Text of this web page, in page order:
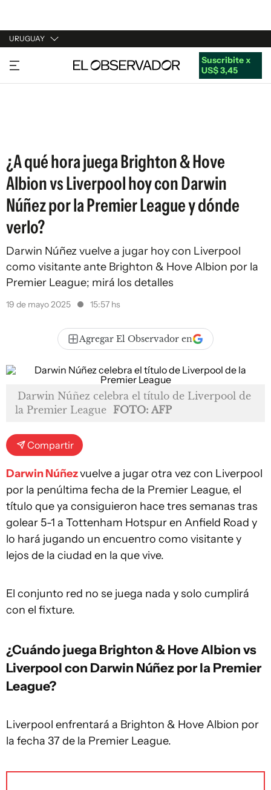
URUGUAY
URUGUAY
ARGENTINA
Suscribite x
US$ 3,45
¿A qué hora juega Brighton & Hove
Albion vs Liverpool hoy con Darwin
Núñez por la Premier League y dónde
verlo?
Darwin Núñez vuelve a jugar hoy con Liverpool
como visitante ante Brighton & Hove Albion por la
Premier League; mirá los detalles
19 de mayo 2025 15:57 hs
Agregar El Observador en
Darwin Núñez celebra el título de Liverpool de
la Premier League FOTO: AFP
Compartir
Darwin Núñezvuelve a jugar otra vez con Liverpool
por la penúltima fecha de la Premier League, el
título que ya consiguieron hace tres semanas tras
golear 5-1 a Tottenham Hotspur en Anfield Road y
lo hará jugando un encuentro como visitante y
lejos de la ciudad en la que vive.
El conjunto red no se juega nada y solo cumplirá
con el fixture.
¿Cuándo juega Brighton & Hove Albion vs
Liverpool con Darwin Núñez por la Premier
League?
Liverpool enfrentará a Brighton & Hove Albion por
la fecha 37 de la Premier League.